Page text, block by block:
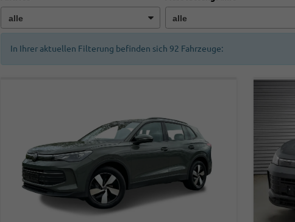
In Ihrer aktuellen Filterung befinden sich 92 Fahrzeuge: